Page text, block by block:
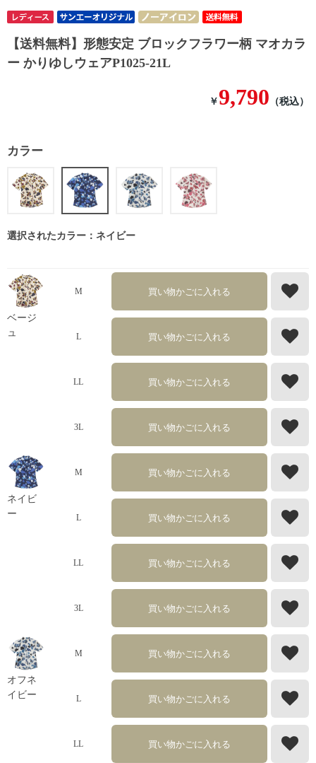
【送料無料】形態安定 ブロックフラワー柄 マオカラ
ー かりゆしウェアP1025-21L
￥9,790 （税込）
カラー
選択されたカラー：ネイビー
ベージ
ュ
M 買い物かごに入れる
L 買い物かごに入れる
LL 買い物かごに入れる
3L 買い物かごに入れる
ネイビ
ー
M 買い物かごに入れる
L 買い物かごに入れる
LL 買い物かごに入れる
3L 買い物かごに入れる
オフネ
イビー
M 買い物かごに入れる
L 買い物かごに入れる
LL 買い物かごに入れる